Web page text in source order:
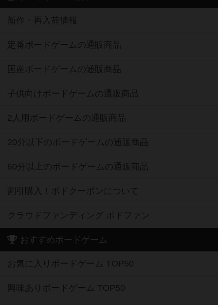
新作・再入荷情報
定番ボードゲームの通販商品
国産ボードゲームの通販商品
子供向けボードゲームの通販商品
2人用ボードゲームの通販商品
20分以下のボードゲームの通販商品
60分以上のボードゲームの通販商品
割引購入！ボドクーポンについて
クラウドファンディング ボドファン
おすすめボードゲーム
お気に入りボードゲーム TOP50
興味ありボードゲーム TOP50